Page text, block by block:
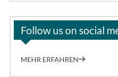
Follow us on social
MEHR ERFAHREN